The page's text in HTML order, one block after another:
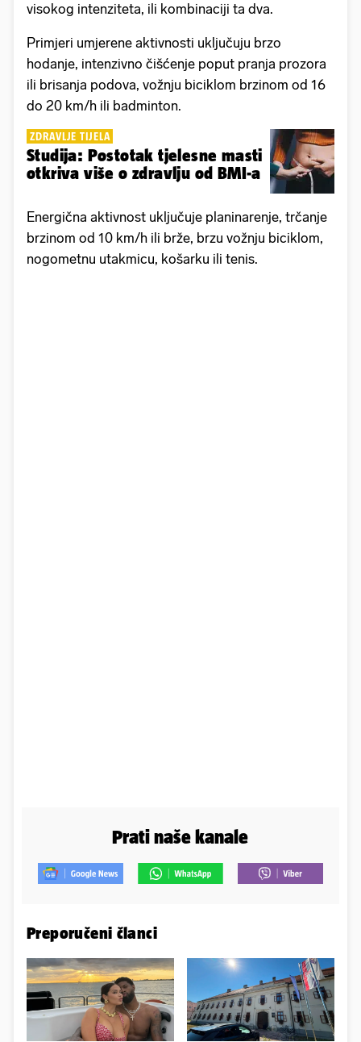
visokog intenziteta, ili kombinaciji ta dva.
Primjeri umjerene aktivnosti uključuju brzo
hodanje, intenzivno čišćenje poput pranja prozora
ili brisanja podova, vožnju biciklom brzinom od 16
do 20 km/h ili badminton.
ZDRAVLJE TIJELA
Studija: Postotak tjelesne masti
otkriva više o zdravlju od BMI-a
Energična aktivnost uključuje planinarenje, trčanje
brzinom od 10 km/h ili brže, brzu vožnju biciklom,
nogometnu utakmicu, košarku ili tenis.
Prati naše kanale
Preporučeni članci